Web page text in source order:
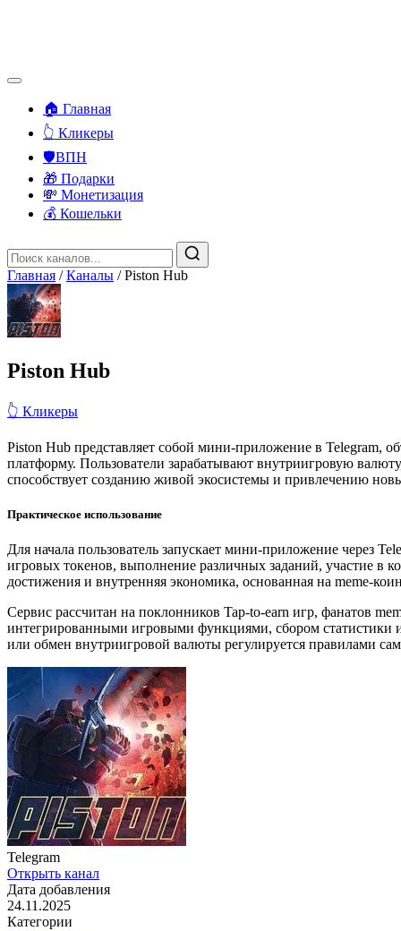
🏠 Главная
👆 Кликеры
🛡️ВПН
🎁 Подарки
💸 Монетизация
💰 Кошельки
Главная / Каналы / Piston Hub
Piston Hub
👆 Кликеры
Piston Hub представляет собой мини-приложение в Telegram,
платформу. Пользователи зарабатывают внутриигровую
способствует созданию живой экосистемы и привлечению
Практическое использование
Для начала пользователь запускает мини-приложение через
игровых токенов, выполнение различных заданий, участие в
достижения и внутренняя экономика, основанная на meme-
Сервис рассчитан на поклонников Tap-to-earn игр, фанатов
интегрированными игровыми функциями, сбором статистики
или обмен внутриигровой валюты регулируется правилами
Telegram
Открыть канал
Дата добавления
24.11.2025
Категории